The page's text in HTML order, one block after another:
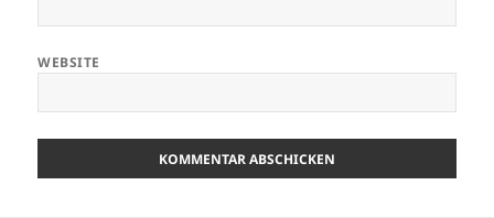
WEBSITE